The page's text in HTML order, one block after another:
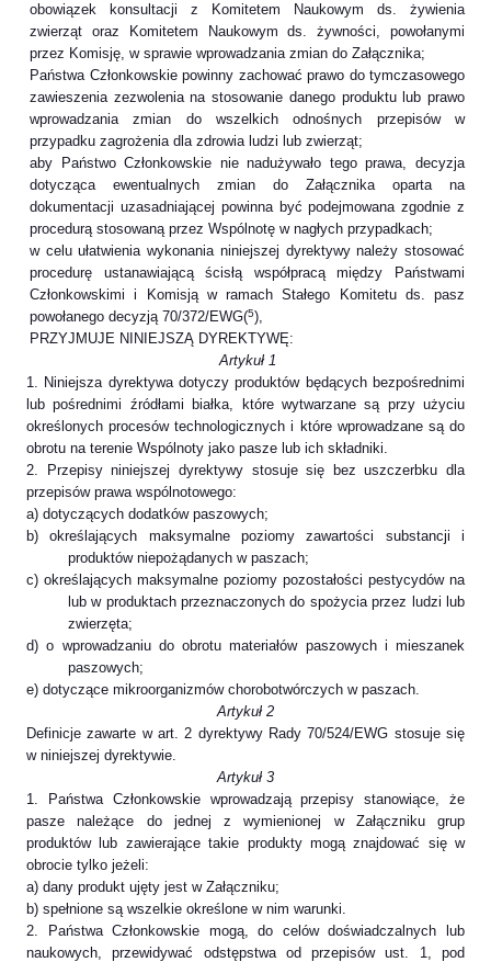
obowiązek konsultacji z Komitetem Naukowym ds. żywienia
zwierząt oraz Komitetem Naukowym ds. żywności, powołanymi
przez Komisję, w sprawie wprowadzania zmian do Załącznika;
Państwa Członkowskie powinny zachować prawo do tymczasowego
zawieszenia zezwolenia na stosowanie danego produktu lub prawo
wprowadzania zmian do wszelkich odnośnych przepisów w
przypadku zagrożenia dla zdrowia ludzi lub zwierząt;
aby Państwo Członkowskie nie nadużywało tego prawa, decyzja
dotycząca ewentualnych zmian do Załącznika oparta na
dokumentacji uzasadniającej powinna być podejmowana zgodnie z
procedurą stosowaną przez Wspólnotę w nagłych przypadkach;
w celu ułatwienia wykonania niniejszej dyrektywy należy stosować
procedurę ustanawiającą ścisłą współpracą między Państwami
Członkowskimi i Komisją w ramach Stałego Komitetu ds. pasz
powołanego decyzją 70/372/EWG(5),
PRZYJMUJE NINIEJSZĄ DYREKTYWĘ:
Artykuł 1
1. Niniejsza dyrektywa dotyczy produktów będących bezpośrednimi
lub pośrednimi źródłami białka, które wytwarzane są przy użyciu
określonych procesów technologicznych i które wprowadzane są do
obrotu na terenie Wspólnoty jako pasze lub ich składniki.
2. Przepisy niniejszej dyrektywy stosuje się bez uszczerbku dla
przepisów prawa wspólnotowego:
a) dotyczących dodatków paszowych;
b) określających maksymalne poziomy zawartości substancji i
produktów niepożądanych w paszach;
c) określających maksymalne poziomy pozostałości pestycydów na
lub w produktach przeznaczonych do spożycia przez ludzi lub
zwierzęta;
d) o wprowadzaniu do obrotu materiałów paszowych i mieszanek
paszowych;
e) dotyczące mikroorganizmów chorobotwórczych w paszach.
Artykuł 2
Definicje zawarte w art. 2 dyrektywy Rady 70/524/EWG stosuje się
w niniejszej dyrektywie.
Artykuł 3
1. Państwa Członkowskie wprowadzają przepisy stanowiące, że
pasze należące do jednej z wymienionej w Załączniku grup
produktów lub zawierające takie produkty mogą znajdować się w
obrocie tylko jeżeli:
a) dany produkt ujęty jest w Załączniku;
b) spełnione są wszelkie określone w nim warunki.
2. Państwa Członkowskie mogą, do celów doświadczalnych lub
naukowych, przewidywać odstępstwa od przepisów ust. 1, pod